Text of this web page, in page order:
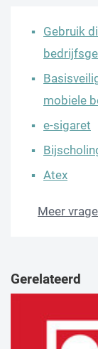
Gebruik
mobiele
e-sigaret
Atex
Meer
Gerelateerd